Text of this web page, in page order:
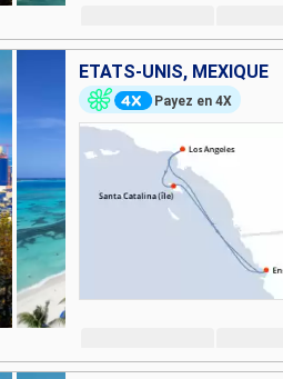
ÉTATS-UNIS, MEXIQUE
Payez en 4X